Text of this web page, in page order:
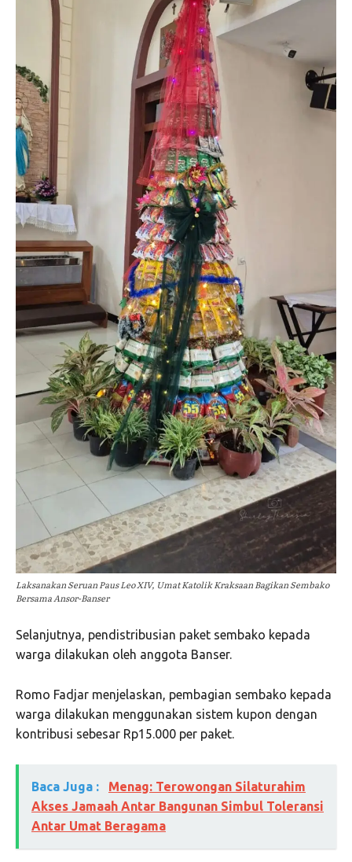
Laksanakan Seruan Paus Leo XIV, Umat Katolik Kraksaan Bagikan Sembako
Bersama Ansor-Banser
Selanjutnya, pendistribusian paket sembako kepada
warga dilakukan oleh anggota Banser.
Romo Fadjar menjelaskan, pembagian sembako kepada
warga dilakukan menggunakan sistem kupon dengan
kontribusi sebesar Rp15.000 per paket.
Baca Juga :
Menag: Terowongan Silaturahim
Akses Jamaah Antar Bangunan Simbul Toleransi
Antar Umat Beragama